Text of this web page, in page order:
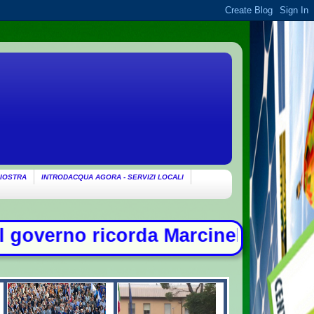
INTRODACQUA AGORA - SERVIZI LOCALI
"Non c'è spazio